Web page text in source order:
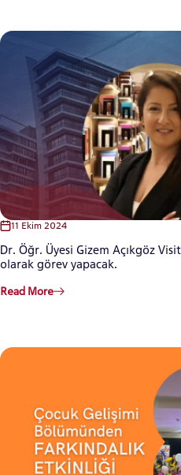
INTERNATIONAL
STUDENT
GRADUATED
UNDERGRADUATE
11 Ekim 2024
Dr. Öğr. Üyesi Gizem Açıkgöz
olarak görev yapacak.
Read More